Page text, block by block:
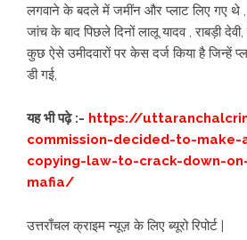
लगवाने के बदले में जमींन और प्लाट लिए गए थे
जांच के बाद पिछले दिनों लालू यादव , राबड़ी
कुछ ऐसे उमीदवारों पर केस दर्ज किया है जिन्हें
डी गई,
यह भी पढ़े :- https://
commission-decided-to-
copying-law-to-crack-down-
mafia/
उत्तराँचल क्राइम न्यूज़ के लिए ब्यूरो रिपोर्ट |